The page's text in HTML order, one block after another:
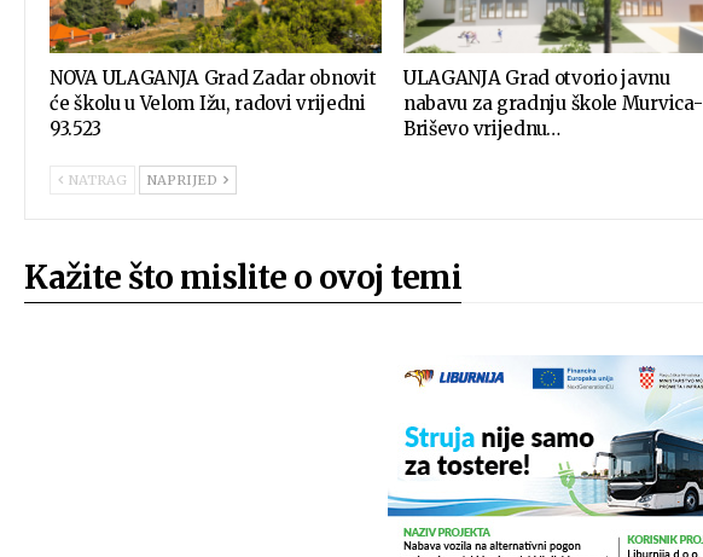
NOVA ULAGANJA Grad Zadar obnovit
će školu u Velom Ižu, radovi vrijedni
93.523
ULAGANJA Grad otvorio javnu
nabavu za gradnju škole Murvica-
Briševo vrijednu…
NATRAG NAPRIJED
Kažite što mislite o ovoj temi